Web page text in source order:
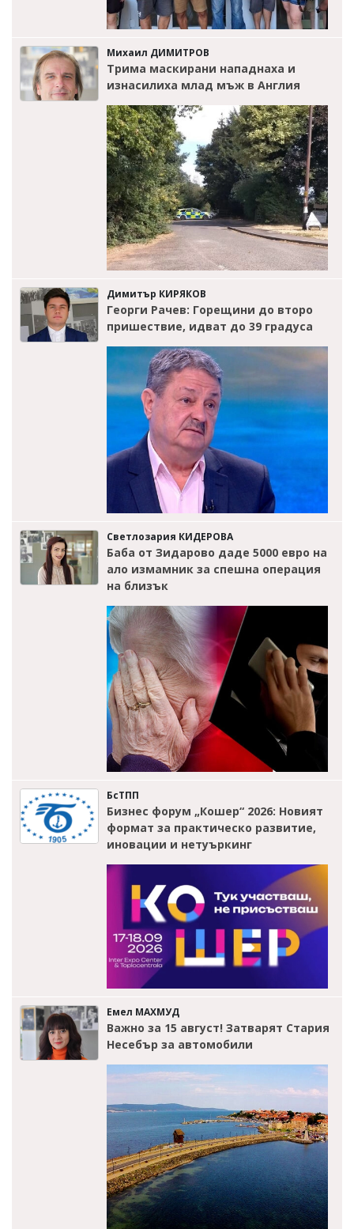
Михаил ДИМИТРОВ
Трима маскирани нападнаха и
изнасилиха млад мъж в Англия
Димитър КИРЯКОВ
Георги Рачев: Горещини до второ
пришествие, идват до 39 градуса
Светлозария КИДЕРОВА
Баба от Зидарово даде 5000 евро на
ало измамник за спешна операция
на близък
БсТПП
Бизнес форум „Кошер“ 2026: Новият
формат за практическо развитие,
иновации и нетуъркинг
Емел МАХМУД
Важно за 15 август! Затварят Стария
Несебър за автомобили